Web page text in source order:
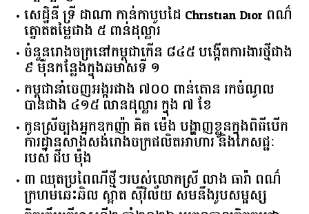
សេដ្ឋិនី ទ្រី ដាណា កាន់កាបូបដៃ Christian Dior ពណ៌
ត្នោតតម្លៃជាង ៥ ពាន់ដុល្លារ
ចំនួន​រោងចក្រ​នៅ​កម្ពុជា​កើន​ ​៨៤៥​ ​បង្កើត​ការងារ​ថ្មី​ជាង​
​៩​ ​ម៉ឺន​កន្លែង​ក្នុង​ឆមាស​ទី ​១​
កម្ពុជានាំចេញអង្ករជាង ៧០០ ពាន់តោន រកចំណូល
បានជាង ៤១៥ លានដុល្លារ ក្នុង ៧ ខែ
កូនស្រីច្បងអ្នកឧកញ៉ា គិត ម៉េង បង្ហាញខ្លួនក្នុងពិធីបើក
ការដ្ឋានសាងសង់រោងចក្រផលិតអាហារ និងភេសជ្ជៈ
របស់ ជីប ម៉ុង
៣ ឈុតប្រពៃណីថ្មីៗរបស់លោកស្រី លាង ធារ៉ា ពណ៌
ក្រហមឆេះឆិល ស្អាត ​ស៊ីវិល័យ សមនឹងរូបសម្ផស្ស